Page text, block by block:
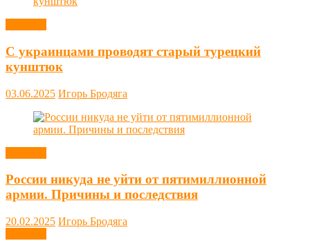
С украинцами проводят старый турецкий
кунштюк
03.06.2025 Игорь Бродяга
России никуда не уйти от пятимиллионной
армии. Причины и последствия
20.02.2025 Игорь Бродяга